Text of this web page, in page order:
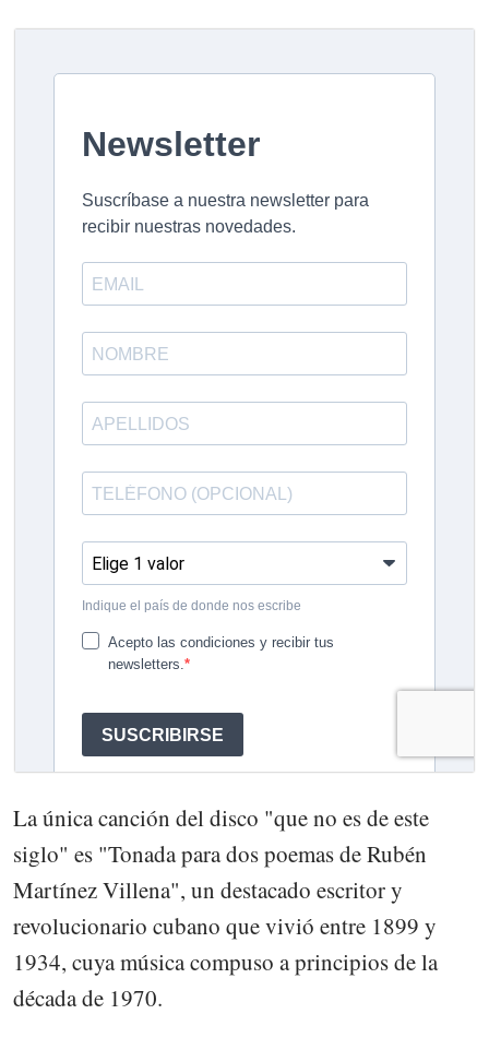
La única canción del disco "que no es de este
siglo" es "Tonada para dos poemas de Rubén
Martínez Villena", un destacado escritor y
revolucionario cubano que vivió entre 1899 y
1934, cuya música compuso a principios de la
década de 1970.